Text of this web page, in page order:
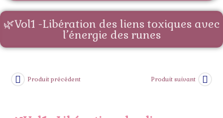
🌿Vol1 -Libération des liens toxiques avec
l’énergie des runes
Produit précédent Produit suivant